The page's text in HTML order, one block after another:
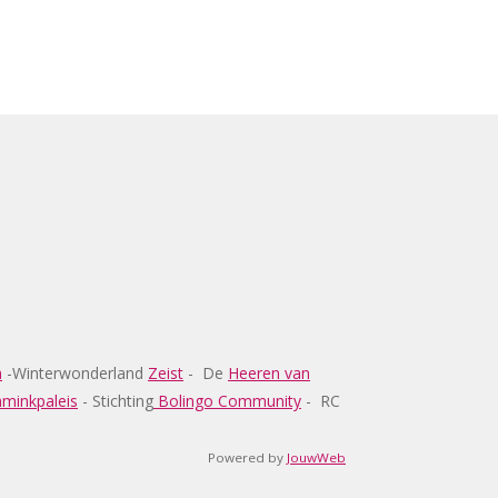
-Winterwonderland Zeist - De Heeren van
- Stichting Bolingo Community - RC
Powered by JouwWeb